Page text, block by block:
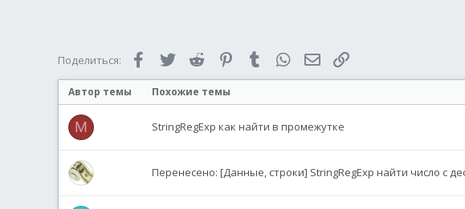
Поделиться: FacebookTwitter Reddit PinterestTumblr WhatsAppЭлектронная почта
Автор темы Похожие темы
M StringRegExp как найти в промежутке
Перенесено: [Данные, строки] StringRegExp найти число с